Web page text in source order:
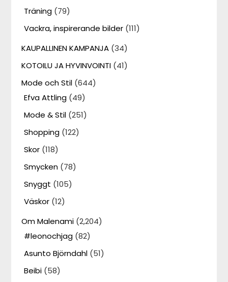
Träning (79)
Vackra, inspirerande bilder (111)
KAUPALLINEN KAMPANJA (34)
KOTOILU JA HYVINVOINTI (41)
Mode och Stil (644)
Efva Attling (49)
Mode & Stil (251)
Shopping (122)
Skor (118)
Smycken (78)
Snyggt (105)
Väskor (12)
Om Malenami (2,204)
#leonochjag (82)
Asunto Björndahl (51)
Beibi (58)